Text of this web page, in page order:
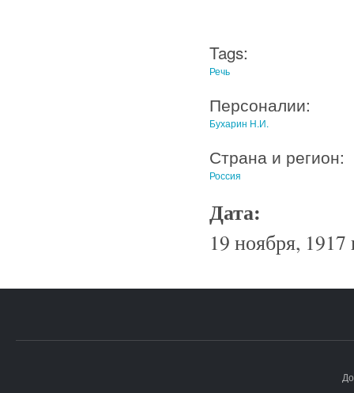
Tags:
Речь
Персоналии:
Бухарин Н.И.
Страна и регион:
Россия
Дата:
19 ноября, 1917